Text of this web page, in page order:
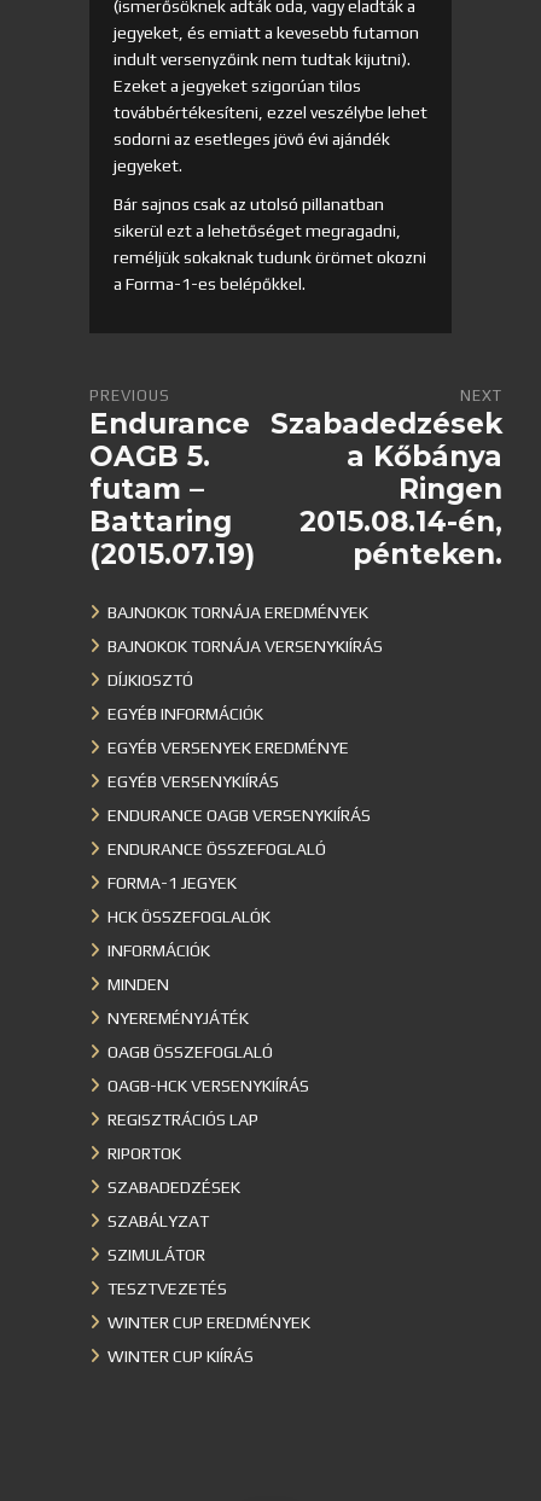
(ismerősöknek adták oda, vagy eladták a
jegyeket, és emiatt a kevesebb futamon
indult versenyzőink nem tudtak kijutni).
Ezeket a jegyeket szigorúan tilos
továbbértékesíteni, ezzel veszélybe lehet
sodorni az esetleges jövő évi ajándék
jegyeket.
Bár sajnos csak az utolsó pillanatban
sikerül ezt a lehetőséget megragadni,
reméljük sokaknak tudunk örömet okozni
a Forma-1-es belépőkkel.
PREVIOUS
Endurance
OAGB 5.
futam –
Battaring
(2015.07.19)
NEXT
Szabadedzések
a Kőbánya
Ringen
2015.08.14-én,
pénteken.
BAJNOKOK TORNÁJA EREDMÉNYEK
BAJNOKOK TORNÁJA VERSENYKIÍRÁS
DÍJKIOSZTÓ
EGYÉB INFORMÁCIÓK
EGYÉB VERSENYEK EREDMÉNYE
EGYÉB VERSENYKIÍRÁS
ENDURANCE OAGB VERSENYKIÍRÁS
ENDURANCE ÖSSZEFOGLALÓ
FORMA-1 JEGYEK
HCK ÖSSZEFOGLALÓK
INFORMÁCIÓK
MINDEN
NYEREMÉNYJÁTÉK
OAGB ÖSSZEFOGLALÓ
OAGB-HCK VERSENYKIÍRÁS
REGISZTRÁCIÓS LAP
RIPORTOK
SZABADEDZÉSEK
SZABÁLYZAT
SZIMULÁTOR
TESZTVEZETÉS
WINTER CUP EREDMÉNYEK
WINTER CUP KIÍRÁS